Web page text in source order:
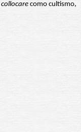
collocare como cultismo,